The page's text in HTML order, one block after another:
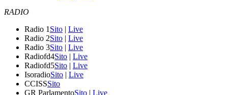
RADIO
Radio 1 Sito | Live
Radio 2Sito | Live
Radio 3Sito | Live
Radiofd4Sito | Live
Radiofd5Sito | Live
IsoradioSito | Live
CCISSSito
GR ParlamentoSito | Live